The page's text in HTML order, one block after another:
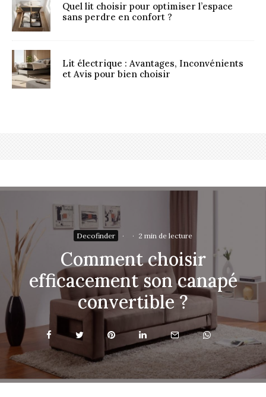
Quel lit choisir pour optimiser l’espace
sans perdre en confort ?
Lit électrique : Avantages, Inconvénients
et Avis pour bien choisir
Decofinder · · 2 min de lecture
Comment choisir
efficacement son canapé
convertible ?